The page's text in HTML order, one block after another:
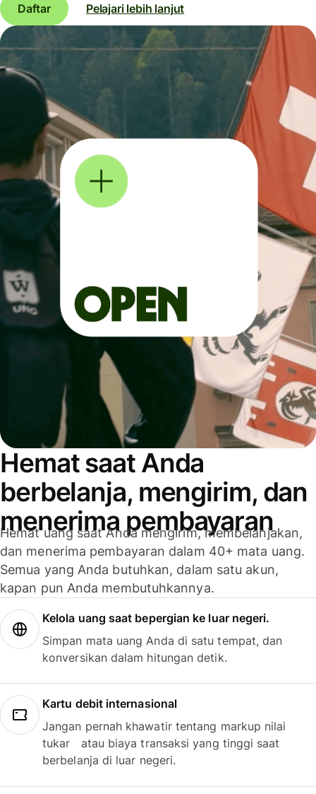
Daftar Pelajari lebih lanjut
Hemat saat Anda
berbelanja, mengirim, dan
menerima pembayaran
Hemat uang saat Anda mengirim, membelanjakan,
dan menerima pembayaran dalam 40+ mata uang.
Semua yang Anda butuhkan, dalam satu akun,
kapan pun Anda membutuhkannya.
Kelola uang saat bepergian ke luar negeri.
Simpan mata uang Anda di satu tempat, dan
konversikan dalam hitungan detik.
Kartu debit internasional
Jangan pernah khawatir tentang markup nilai
tukar atau biaya transaksi yang tinggi saat
berbelanja di luar negeri.